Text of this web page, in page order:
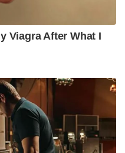
ഭാരതീയർക്ക്
മറിച്ച് അത്
സുരക്ഷയുമാണ്.
കരുതൽ ധനം
ൽ 47 ടൺ സ്വർണം
2026 മാർച്ചിലെ
സ്വന്തം